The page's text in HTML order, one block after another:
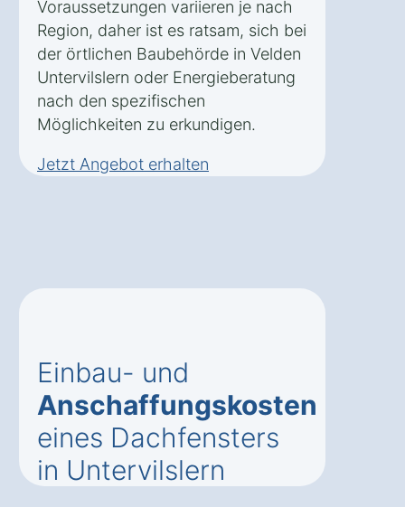
Voraussetzungen variieren je nach
Region, daher ist es ratsam, sich bei
der örtlichen Baubehörde in Velden
Untervilslern oder Energieberatung
nach den spezifischen
Möglichkeiten zu erkundigen.
Jetzt Angebot erhalten
Einbau- und
Anschaffungskosten
eines Dachfensters
in Untervilslern